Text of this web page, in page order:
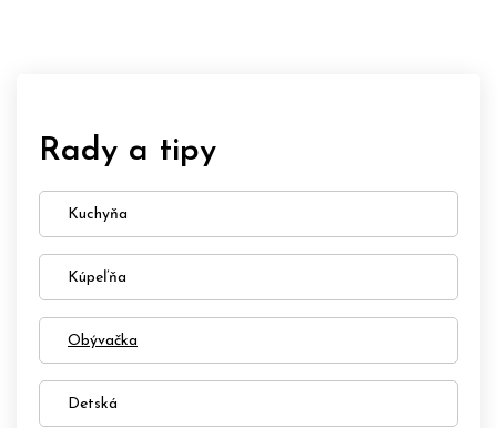
Rady a tipy
Kuchyňa
Kúpeľňa
Obývačka
Detská